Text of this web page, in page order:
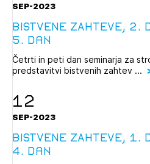
SEP-2023
BISTVENE ZAHTEVE,
5. dan
Četrti in peti dan seminarja za
predstavitvi bistvenih zahtev ...
12
SEP-2023
BISTVENE ZAHTEVE,
4. dan